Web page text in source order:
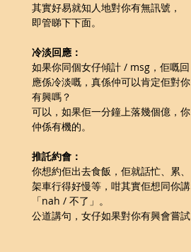
其實好易就知人地對你有無訊號，
即管睇下下面。
冷淡回應：
如果你同個女仔傾計 / msg，佢嘅回
應係冷淡嘅，真係仲可以肯定佢對你
有興嗎？
可以，如果佢一分鐘上落幾個億，你
仲係有機的。
推託約會：
你想約佢出去食飯，佢就話忙、累、
架車行得好慢等，咁其實佢想同你講
「nah / 不了」。
公道講句，女仔如果對你有興會嘗試